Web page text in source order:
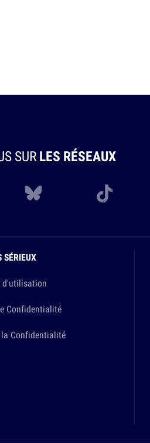
SURLES RÉSEAUX
SÉRIEUX
d'utilisation
Confidentialité
la Confidentialité